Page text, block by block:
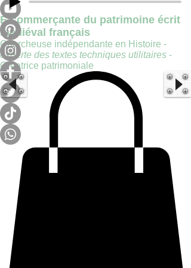
E-commerçante du patrimoine écrit
médiéval français
Chercheuse indépendante en Histoire -
experte des textes techniques utilitaires -
Créatrice patrimoniale